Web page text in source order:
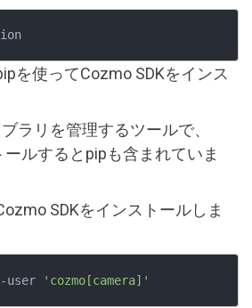
を使ってCozmo SDKをインス
ラリを管理するツールで、
ルするとpipも含まれていま
SDKをインストールしま
'cozmo[camera]'